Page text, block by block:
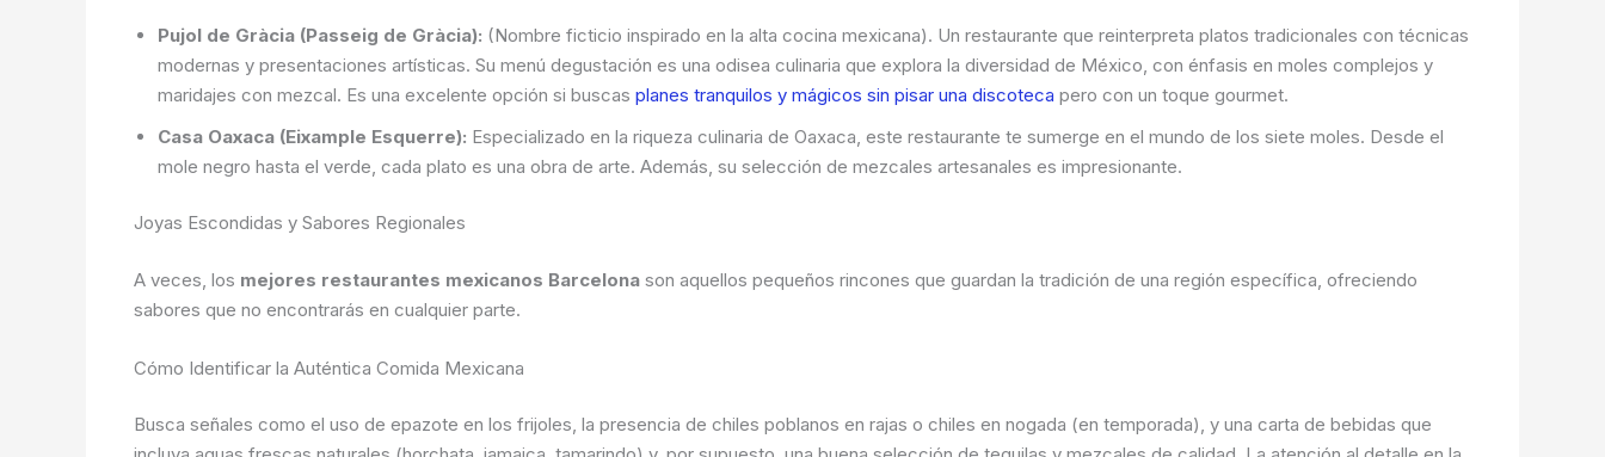
Pujol de Gràcia (Passeig de Gràcia): (Nombre ficticio inspirado en la alta cocina mexicana). Un restaurante que reinterpreta platos tradicionales con técnicas
modernas y presentaciones artísticas. Su menú degustación es una odisea culinaria que explora la diversidad de México, con énfasis en moles complejos y
maridajes con mezcal. Es una excelente opción si buscas planes tranquilos y mágicos sin pisar una discoteca pero con un toque gourmet.
Casa Oaxaca (Eixample Esquerre): Especializado en la riqueza culinaria de Oaxaca, este restaurante te sumerge en el mundo de los siete moles. Desde el
mole negro hasta el verde, cada plato es una obra de arte. Además, su selección de mezcales artesanales es impresionante.
Joyas Escondidas y Sabores Regionales
A veces, los mejores restaurantes mexicanos Barcelona son aquellos pequeños rincones que guardan la tradición de una región específica, ofreciendo
sabores que no encontrarás en cualquier parte.
Cómo Identificar la Auténtica Comida Mexicana
Busca señales como el uso de epazote en los frijoles, la presencia de chiles poblanos en rajas o chiles en nogada (en temporada), y una carta de bebidas que